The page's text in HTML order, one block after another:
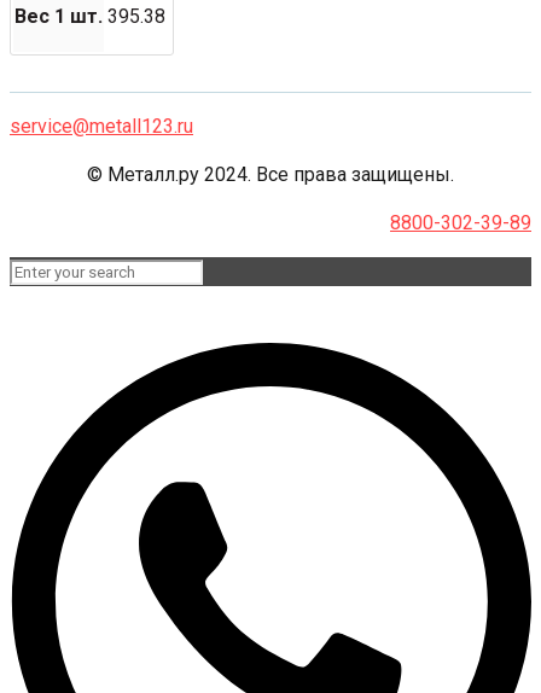
Вес 1 шт. 395.38
service@metall123.ru
© Металл.ру 2024. Все права защищены.
8800-302-39-89